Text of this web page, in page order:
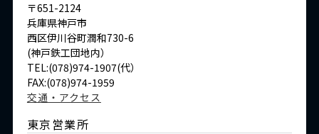
〒651-2124
兵庫県神戸市
西区伊川谷町潤和730-6
(神戸鉄工団地内）
TEL:(078)974-1907(代）
FAX:(078)974-1959
交通・アクセス
東京営業所